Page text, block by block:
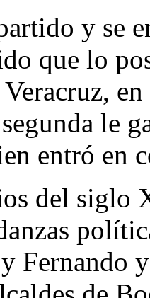
y se
que lo
le
entró en
del siglo
Fernando